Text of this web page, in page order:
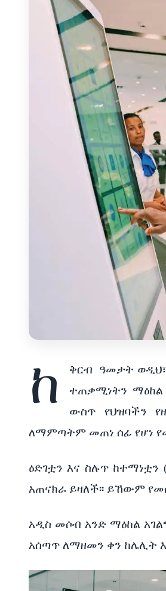
ከ ቅርብ
ዓመታት
ተጠቃሚነትን ማዕከል
ውስጥ የህዝባችን
ለማምጣትም መጠነ ሰፊ የሆነ
ዕድገቷን እና ስሉጥ ከተማነቷን
አጠናክራ ይዛለች፡፡ ይኸውም
አዲስ መሶብ አንድ ማዕከል
አሰጣጥ ለማዘመን ቀን ከሌሊት